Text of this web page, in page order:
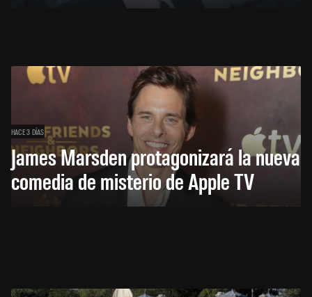
HACE 3 DÍAS
James Marsden protagonizará la nueva
comedia de misterio de Apple TV